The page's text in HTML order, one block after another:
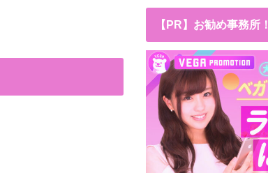
【PR】お勧め事務所！